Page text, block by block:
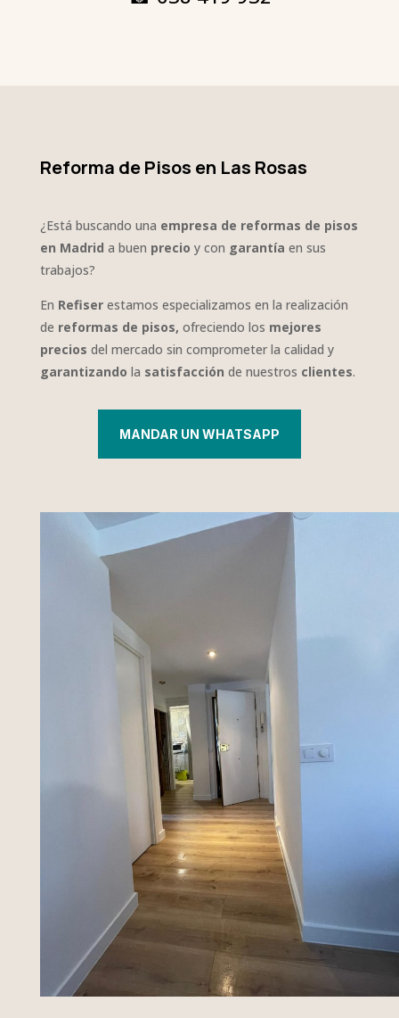
Reforma de Pisos en Las Rosas
¿Está buscando una empresa de reformas de pisos
en Madrid a buen precio y con garantía en sus
trabajos?
En Refiserestamos especializamos en la realización
de reformas de pisos, ofreciendo los mejores
precios del mercado sin comprometer la calidad y
garantizando la satisfacción de nuestros clientes.
MANDAR UN WHATSAPP